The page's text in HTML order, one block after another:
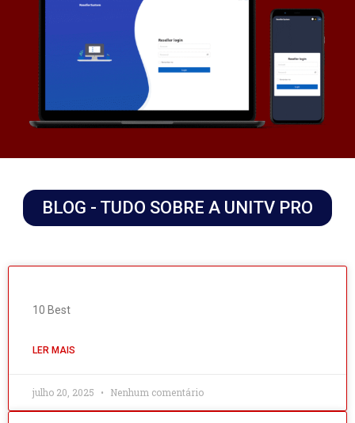
BLOG - TUDO SOBRE A UNITV PRO
10 Best
LER MAIS
julho 20, 2025 Nenhum comentário